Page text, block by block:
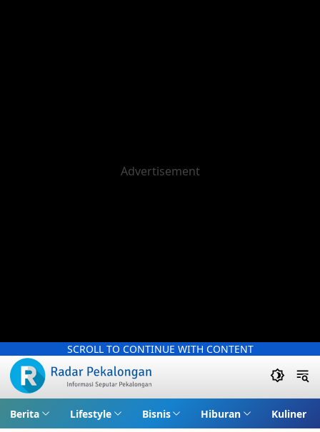
SCROLL TO CONTINUE WITH CONTENT
Berita Lifestyle Bisnis Hiburan Kuliner